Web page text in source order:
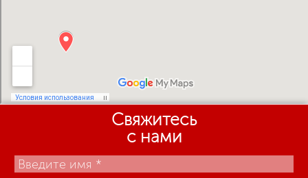
Свяжитесь
с нами